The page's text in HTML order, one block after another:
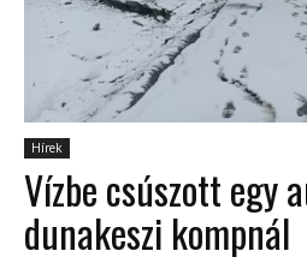
Hírek
Vízbe csúszott egy
dunakeszi kompnál